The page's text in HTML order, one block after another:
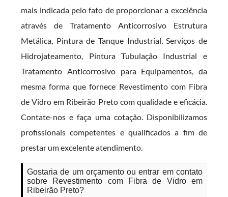
mais indicada pelo fato de proporcionar a excelência
através de Tratamento Anticorrosivo Estrutura
Metálica, Pintura de Tanque Industrial, Serviços de
Hidrojateamento, Pintura Tubulação Industrial e
Tratamento Anticorrosivo para Equipamentos, da
mesma forma que fornece Revestimento com Fibra
de Vidro em Ribeirão Preto com qualidade e eficácia.
Contate-nos e faça uma cotação. Disponibilizamos
profissionais competentes e qualificados a fim de
prestar um excelente atendimento.
Gostaria de um orçamento ou entrar em contato
sobre Revestimento com Fibra de Vidro em
Ribeirão Preto?